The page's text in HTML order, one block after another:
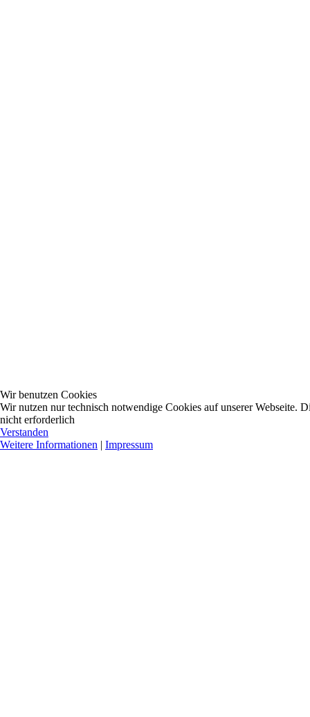
Wir benutzen Cookies
Wir nutzen nur technisch notwendige Cookies auf unserer Webseite.
nicht erforderlich
Verstanden
Weitere Informationen | Impressum